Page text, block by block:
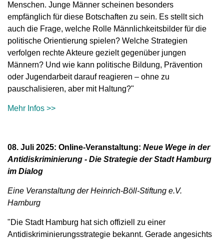
Menschen. Junge Männer scheinen besonders
empfänglich für diese Botschaften zu sein. Es stellt sich
auch die Frage, welche Rolle Männlichkeitsbilder für die
politische Orientierung spielen? Welche Strategien
verfolgen rechte Akteure gezielt gegenüber jungen
Männern? Und wie kann politische Bildung, Prävention
oder Jugendarbeit darauf reagieren – ohne zu
pauschalisieren, aber mit Haltung?"
Mehr Infos >>
08. Juli 2025: Online-Veranstaltung: Neue Wege in der
Antidiskriminierung - Die Strategie der Stadt Hamburg
im Dialog
Eine Veranstaltung der Heinrich-Böll-Stiftung e.V.
Hamburg
"Die Stadt Hamburg hat sich offiziell zu einer
Antidiskriminierungsstrategie bekannt. Gerade angesichts